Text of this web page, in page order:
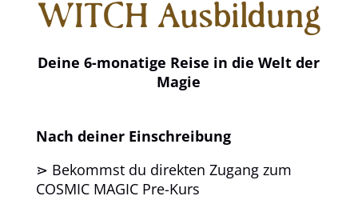
WITCH Ausbildung
Deine 6-monatige Reise in die Welt der
Magie
Nach deiner Einschreibung
⋗ Bekommst du direkten Zugang zum
COSMIC MAGIC Pre-Kurs